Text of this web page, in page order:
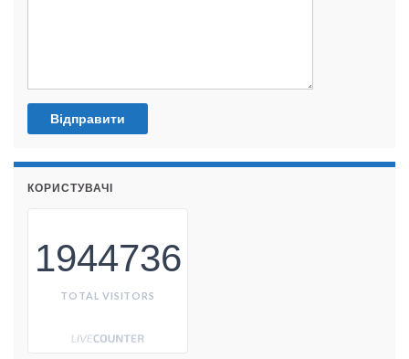
КОРИСТУВАЧІ
1944736
TOTAL VISITORS